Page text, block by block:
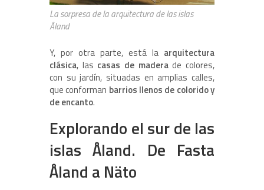
La sorpresa de la arquitectura de las islas
Åland
Y, por otra parte, está la arquitectura
clásica, las casas de maderade colores,
con su jardín, situadas en amplias calles,
que conforman barrios llenos de colorido y
de encanto.
Explorando el sur de las
islas Åland. De Fasta
Åland a Näto